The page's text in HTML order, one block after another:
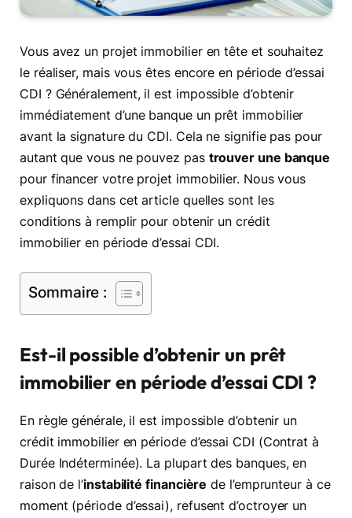
Vous avez un projet immobilier en tête et souhaitez
le réaliser, mais vous êtes encore en période d’essai
CDI ? Généralement, il est impossible d’obtenir
immédiatement d’une banque un prêt immobilier
avant la signature du CDI. Cela ne signifie pas pour
autant que vous ne pouvez pas trouver une banque
pour financer votre projet immobilier. Nous vous
expliquons dans cet article quelles sont les
conditions à remplir pour obtenir un crédit
immobilier en période d’essai CDI.
Sommaire :
Est-il possible d’obtenir un prêt
immobilier en période d’essai CDI ?
En règle générale, il est impossible d’obtenir un
crédit immobilier en période d’essai CDI (Contrat à
Durée Indéterminée). La plupart des banques, en
raison de l’instabilité financière de l’emprunteur à ce
moment (période d’essai), refusent d’octroyer un